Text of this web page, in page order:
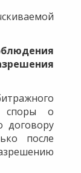
споры о
договору
после